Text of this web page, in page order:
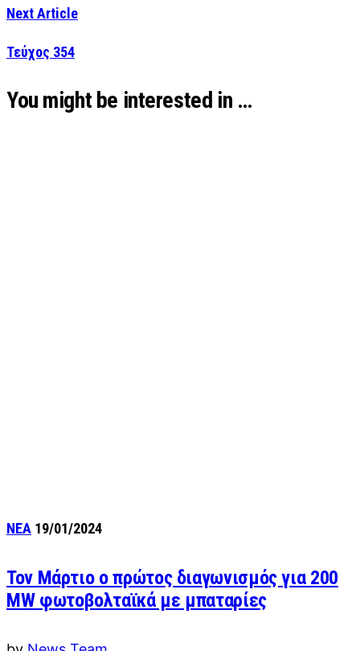
Next Article
Τεύχος 354
You might be interested in …
ΝΕΑ 19/01/2024
Τον Μάρτιο ο πρώτος διαγωνισμός για 200
MW φωτοβολταϊκά με μπαταρίες